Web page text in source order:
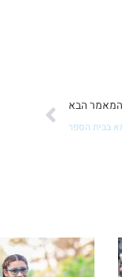
המאמר הבא
בבית הספר